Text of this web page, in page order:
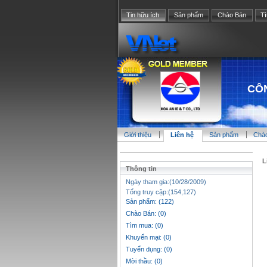
Tin hữu ích Sản phẩm Chào Bán
Giới thiệu Liên hệ Sản phẩm
Thông tin
Ngày tham gia:(10/28/2009)
Tổng truy cập:(154,127)
Sản phẩm: (122)
Chào Bán: (0)
Tìm mua: (0)
Khuyến mại: (0)
Tuyển dụng: (0)
Mời thầu: (0)